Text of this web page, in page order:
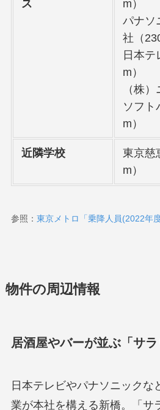
ス
m）
パナソ
社（
日本
m）
（株
ソフト
m）
近隣学校
東京慈
m）
参照： 東京メトロ「乗降人員(2022年
物件の周辺情報
居酒屋やバーが並ぶ「サラ
日本テレビやパナソニックな
業が本社を構える新橋。「サ